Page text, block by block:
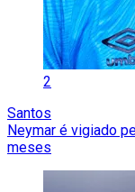
2
Santos
Neymar é vigiado
meses